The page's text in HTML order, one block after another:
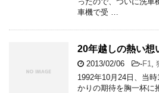
車機で受 …
20年越しの熱い想
2013/02/06 -F1
1992年10月24日、当
かりの期待を胸一杯に